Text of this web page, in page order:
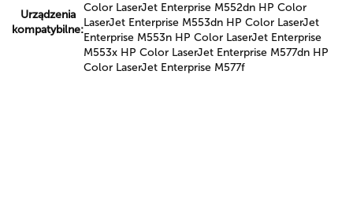
Urządzenia
kompatybilne:
Color LaserJet Enterprise M552dn HP Color
LaserJet Enterprise M553dn HP Color LaserJet
Enterprise M553n HP Color LaserJet Enterprise
M553x HP Color LaserJet Enterprise M577dn HP
Color LaserJet Enterprise M577f